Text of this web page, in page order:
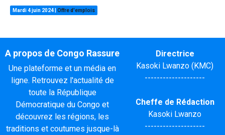
Mardi 4 juin 2024 Offre d'emplois
A propos de Congo Rassure
Une plateforme et un média en
ligne. Retrouvez l'actualité de
toute la République
Démocratique du Congo et
découvrez les régions, les
traditions et coutumes jusque-là
Directrice
Kasoki Lwanzo (KMC)
--------------------
Cheffe de Rédaction
Kasoki Lwanzo
--------------------